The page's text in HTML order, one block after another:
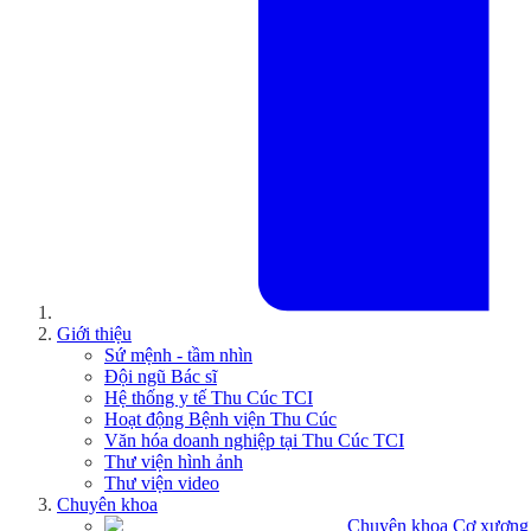
Giới thiệu
Sứ mệnh - tầm nhìn
Đội ngũ Bác sĩ
Hệ thống y tế Thu Cúc TCI
Hoạt động Bệnh viện Thu Cúc
Văn hóa doanh nghiệp tại Thu Cúc TCI
Thư viện hình ảnh
Thư viện video
Chuyên khoa
Chuyên khoa Cơ